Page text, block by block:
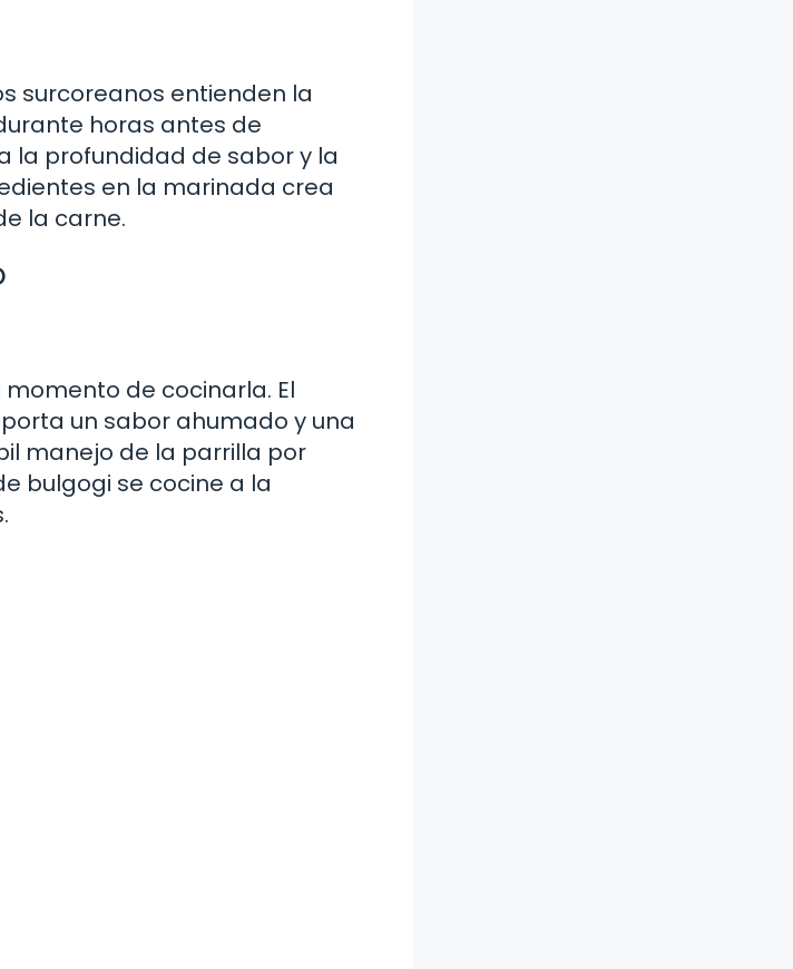
surcoreanos entienden la
horas antes de
la profundidad de sabor y la
en la marinada crea
la carne.
de cocinarla. El
un sabor ahumado y una
manejo de la parrilla por
bulgogi se cocine a la